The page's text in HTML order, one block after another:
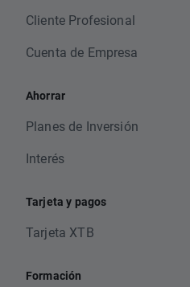
Cliente Profesional
Cuenta de Empresa
Ahorrar
Planes de Inversión
Interés
Tarjeta y pagos
Tarjeta XTB
Formación